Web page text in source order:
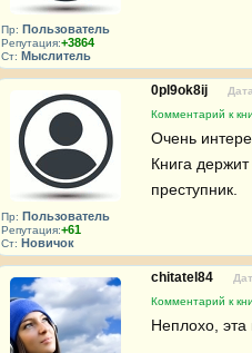
Пр: Пользователь
Репутация:+3864
Ст: Мыслитель
Пр: Пользователь
Репутация:+61
Ст: Новичок
0pl9ok8ij
Комментарий к
Очень
Книга
преступник.
chitatel84
Комментарий к
Неплохо, эта